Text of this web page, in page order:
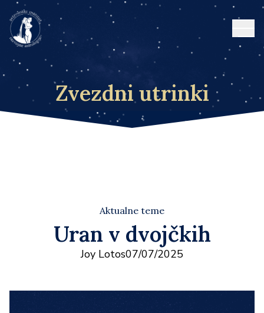
Zvezdni utrinki
Aktualne teme
Uran v dvojčkih
Joy Lotos07/07/2025